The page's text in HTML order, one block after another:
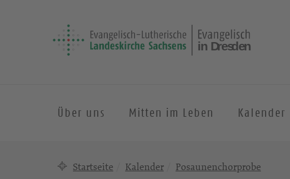
Über uns Mitten im Leben Kalender
Startseite Kalender Posaunenchorprobe